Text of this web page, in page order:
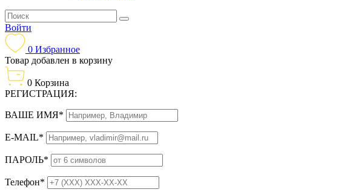
Войти
0 Избранное
Товар добавлен в корзину
0 Корзина
РЕГИСТРАЦИЯ:
ВАШЕ ИМЯ*
E-MAIL*
ПАРОЛЬ*
Телефон*